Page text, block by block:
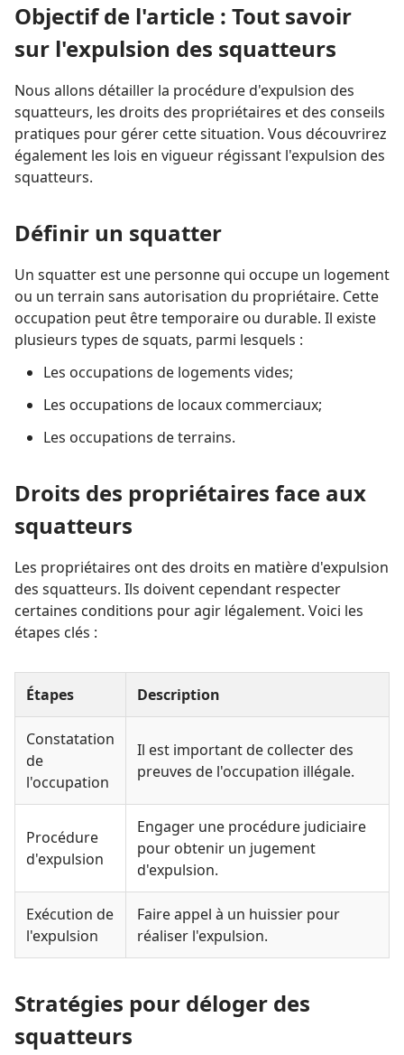
Objectif de l'article : Tout savoir
sur l'expulsion des squatteurs
Nous allons détailler la procédure d'expulsion des
squatteurs, les droits des propriétaires et des conseils
pratiques pour gérer cette situation. Vous découvrirez
également les lois en vigueur régissant l'expulsion des
squatteurs.
Définir un squatter
Un squatter est une personne qui occupe un logement
ou un terrain sans autorisation du propriétaire. Cette
occupation peut être temporaire ou durable. Il existe
plusieurs types de squats, parmi lesquels :
Les occupations de logements vides;
Les occupations de locaux commerciaux;
Les occupations de terrains.
Droits des propriétaires face aux
squatteurs
Les propriétaires ont des droits en matière d'expulsion
des squatteurs. Ils doivent cependant respecter
certaines conditions pour agir légalement. Voici les
étapes clés :
Étapes Description
Constatation
de
l'occupation
Il est important de collecter des
preuves de l'occupation illégale.
Procédure
d'expulsion
Engager une procédure judiciaire
pour obtenir un jugement
d'expulsion.
Exécution de
l'expulsion
Faire appel à un huissier pour
réaliser l'expulsion.
Stratégies pour déloger des
squatteurs